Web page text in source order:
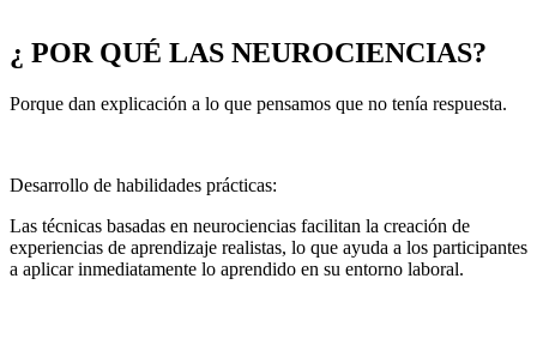
¿ POR QUÉ LAS NEUROCIENCIAS?
Porque dan explicación a lo que pensamos que no tenía respuesta.
Desarrollo de habilidades prácticas:
Las técnicas basadas en neurociencias facilitan la creación de
experiencias de aprendizaje realistas, lo que ayuda a los participantes
a aplicar inmediatamente lo aprendido en su entorno laboral.